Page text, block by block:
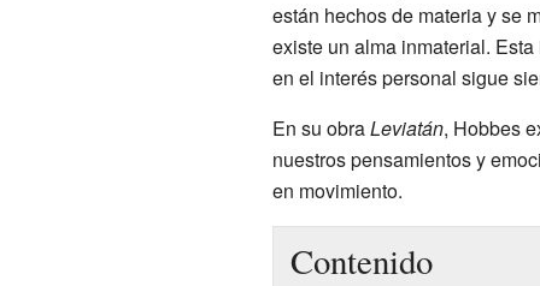
están hechos de materia y se
existe un alma inmaterial.
en el interés personal sigue
En su obraLeviatán, Hobbes
nuestros pensamientos y
en movimiento.
Contenido